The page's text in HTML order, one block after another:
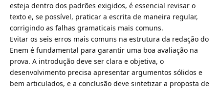
esteja dentro dos padrões exigidos, é essencial revisar o
texto e, se possível, praticar a escrita de maneira regular,
corrigindo as falhas gramaticais mais comuns.
Evitar os seis erros mais comuns na estrutura da redação do
Enem é fundamental para garantir uma boa avaliação na
prova. A introdução deve ser clara e objetiva, o
desenvolvimento precisa apresentar argumentos sólidos e
bem articulados, e a conclusão deve sintetizar a proposta de